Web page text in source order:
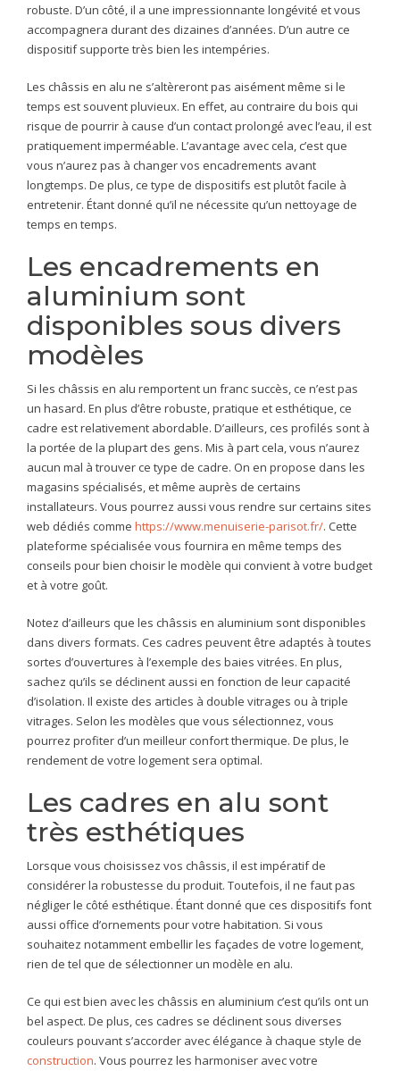
robuste. D’un côté, il a une impressionnante longévité et vous
accompagnera durant des dizaines d’années. D’un autre ce
dispositif supporte très bien les intempéries.
Les châssis en alu ne s’altèreront pas aisément même si le
temps est souvent pluvieux. En effet, au contraire du bois qui
risque de pourrir à cause d’un contact prolongé avec l’eau, il est
pratiquement imperméable. L’avantage avec cela, c’est que
vous n’aurez pas à changer vos encadrements avant
longtemps. De plus, ce type de dispositifs est plutôt facile à
entretenir. Étant donné qu’il ne nécessite qu’un nettoyage de
temps en temps.
Les encadrements en
aluminium sont
disponibles sous divers
modèles
Si les châssis en alu remportent un franc succès, ce n’est pas
un hasard. En plus d’être robuste, pratique et esthétique, ce
cadre est relativement abordable. D’ailleurs, ces profilés sont à
la portée de la plupart des gens. Mis à part cela, vous n’aurez
aucun mal à trouver ce type de cadre. On en propose dans les
magasins spécialisés, et même auprès de certains
installateurs. Vous pourrez aussi vous rendre sur certains sites
web dédiés comme https://www.menuiserie-parisot.fr/. Cette
plateforme spécialisée vous fournira en même temps des
conseils pour bien choisir le modèle qui convient à votre budget
et à votre goût.
Notez d’ailleurs que les châssis en aluminium sont disponibles
dans divers formats. Ces cadres peuvent être adaptés à toutes
sortes d’ouvertures à l’exemple des baies vitrées. En plus,
sachez qu’ils se déclinent aussi en fonction de leur capacité
d’isolation. Il existe des articles à double vitrages ou à triple
vitrages. Selon les modèles que vous sélectionnez, vous
pourrez profiter d’un meilleur confort thermique. De plus, le
rendement de votre logement sera optimal.
Les cadres en alu sont
très esthétiques
Lorsque vous choisissez vos châssis, il est impératif de
considérer la robustesse du produit. Toutefois, il ne faut pas
négliger le côté esthétique. Étant donné que ces dispositifs font
aussi office d’ornements pour votre habitation. Si vous
souhaitez notamment embellir les façades de votre logement,
rien de tel que de sélectionner un modèle en alu.
Ce qui est bien avec les châssis en aluminium c’est qu’ils ont un
bel aspect. De plus, ces cadres se déclinent sous diverses
couleurs pouvant s’accorder avec élégance à chaque style de
construction. Vous pourrez les harmoniser avec votre